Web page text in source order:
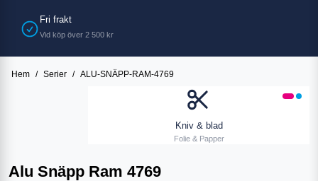
Fri frakt
Vid köp över 2 500 kr
Hem / Serier / ALU-SNÄPP-RAM-4769
Kniv & blad
Folie & Papper
Alu Snäpp Ram 4769